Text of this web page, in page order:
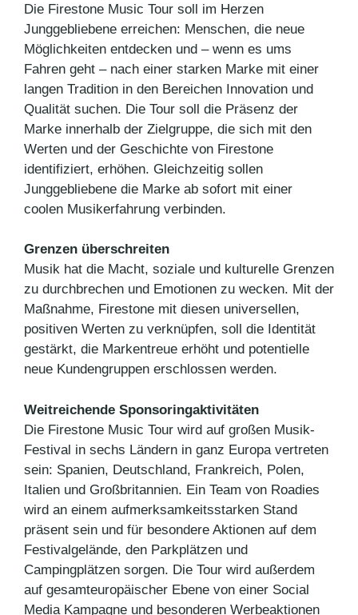
Die Firestone Music Tour soll im Herzen
Junggebliebene erreichen: Menschen, die neue
Möglichkeiten entdecken und – wenn es ums
Fahren geht – nach einer starken Marke mit einer
langen Tradition in den Bereichen Innovation und
Qualität suchen. Die Tour soll die Präsenz der
Marke innerhalb der Zielgruppe, die sich mit den
Werten und der Geschichte von Firestone
identifiziert, erhöhen. Gleichzeitig sollen
Junggebliebene die Marke ab sofort mit einer
coolen Musikerfahrung verbinden.
Grenzen überschreiten
Musik hat die Macht, soziale und kulturelle Grenzen
zu durchbrechen und Emotionen zu wecken. Mit der
Maßnahme, Firestone mit diesen universellen,
positiven Werten zu verknüpfen, soll die Identität
gestärkt, die Markentreue erhöht und potentielle
neue Kundengruppen erschlossen werden.
Weitreichende Sponsoringaktivitäten
Die Firestone Music Tour wird auf großen Musik-
Festival in sechs Ländern in ganz Europa vertreten
sein: Spanien, Deutschland, Frankreich, Polen,
Italien und Großbritannien. Ein Team von Roadies
wird an einem aufmerksamkeitsstarken Stand
präsent sein und für besondere Aktionen auf dem
Festivalgelände, den Parkplätzen und
Campingplätzen sorgen. Die Tour wird außerdem
auf gesamteuropäischer Ebene von einer Social
Media Kampagne und besonderen Werbeaktionen